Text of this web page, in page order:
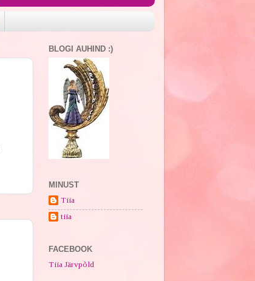
BLOGI AUHIND :)
MINUST
Tiia
tiia
FACEBOOK
Tiia Järvpõld